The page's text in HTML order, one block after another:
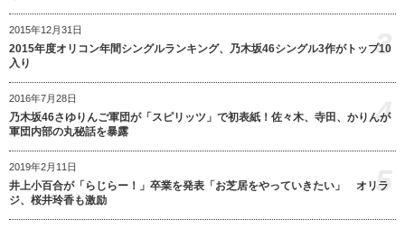
2015年12月31日
2015年度オリコン年間シングルランキング、乃木坂46シングル3作がトップ10
入り
3
2016年7月28日
乃木坂46さゆりんご軍団が「スピリッツ」で初表紙！佐々木、寺田、かりんが
軍団内部の丸秘話を暴露
4
2019年2月11日
井上小百合が「らじらー！」卒業を発表「お芝居をやっていきたい」 オリラ
ジ、桜井玲香も激励
5